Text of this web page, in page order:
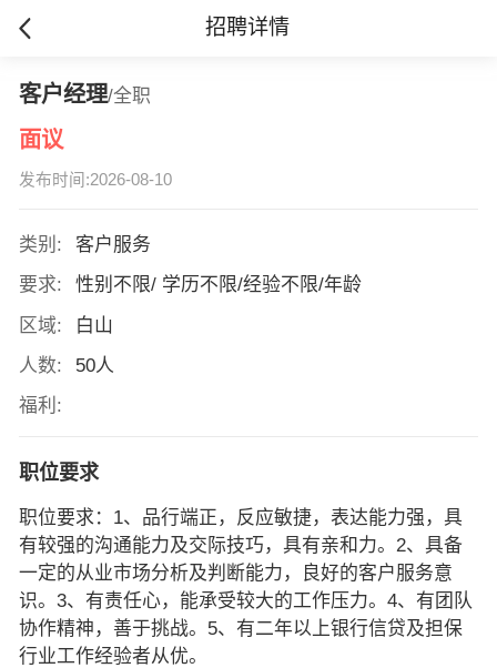
招聘详情
客户经理/全职
面议
发布时间:2026-08-10
类别:
客户服务
要求:
性别不限/ 学历不限/经验不限/年龄
区域:
白山
人数:
50人
福利:
职位要求
职位要求：1、品行端正，反应敏捷，表达能力强，具
有较强的沟通能力及交际技巧，具有亲和力。2、具备
一定的从业市场分析及判断能力，良好的客户服务意
识。3、有责任心，能承受较大的工作压力。4、有团队
协作精神，善于挑战。5、有二年以上银行信贷及担保
行业工作经验者从优。